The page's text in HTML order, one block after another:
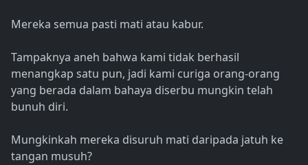
Mereka semua pasti mati atau kabur.
Tampaknya aneh bahwa kami tidak berhasil
menangkap satu pun, jadi kami curiga orang-orang
yang berada dalam bahaya diserbu mungkin telah
bunuh diri.
Mungkinkah mereka disuruh mati daripada jatuh ke
tangan musuh?